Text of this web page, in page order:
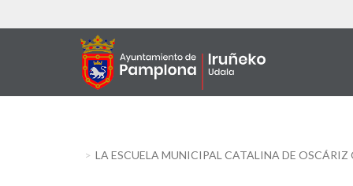
to
LA ESCUELA MUNICIPAL CATALINA DE OSCÁRIZ